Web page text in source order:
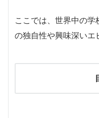
ここでは、世界中の
の独自性や興味深いエ